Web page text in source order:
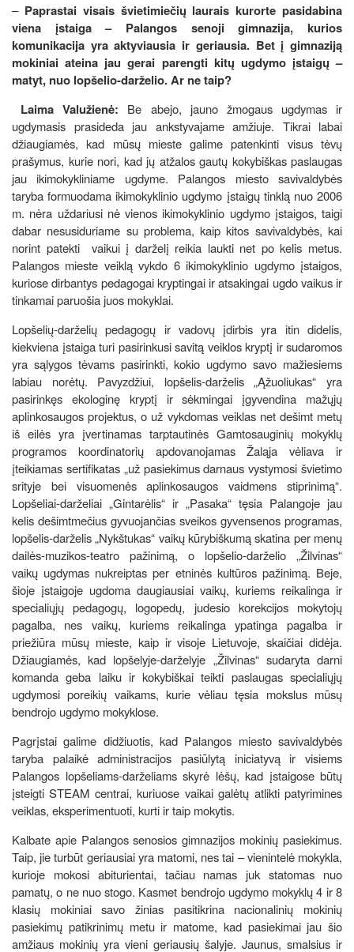
–Paprastai visais švietimiečių laurais kurorte pasidabina
viena įstaiga – Palangos senoji gimnazija, kurios
komunikacija yra aktyviausia ir geriausia. Bet į gimnaziją
mokiniai ateina jau gerai parengti kitų ugdymo įstaigų –
matyt, nuo lopšelio-darželio. Ar ne taip?
Laima Valužienė: Be abejo, jauno žmogaus ugdymas ir
ugdymasis prasideda jau ankstyvajame amžiuje. Tikrai labai
džiaugiamės, kad mūsų mieste galime patenkinti visus tėvų
prašymus, kurie nori, kad jų atžalos gautų kokybiškas paslaugas
jau ikimokykliniame ugdyme. Palangos miesto savivaldybės
taryba formuodama ikimokyklinio ugdymo įstaigų tinklą nuo 2006
m. nėra uždariusi nė vienos ikimokyklinio ugdymo įstaigos, taigi
dabar nesusiduriame su problema, kaip kitos savivaldybės, kai
norint patekti vaikui į darželį reikia laukti net po kelis metus.
Palangos mieste veiklą vykdo 6 ikimokyklinio ugdymo įstaigos,
kuriose dirbantys pedagogai kryptingai ir atsakingai ugdo vaikus ir
tinkamai paruošia juos mokyklai.
Lopšelių-darželių pedagogų ir vadovų įdirbis yra itin didelis,
kiekviena įstaiga turi pasirinkusi savitą veiklos kryptį ir sudaromos
yra sąlygos tėvams pasirinkti, kokio ugdymo savo mažiesiems
labiau norėtų. Pavyzdžiui, lopšelis-darželis „Ąžuoliukas“ yra
pasirinkęs ekologinę kryptį ir sėkmingai įgyvendina mažųjų
aplinkosaugos projektus, o už vykdomas veiklas net dešimt metų
iš eilės yra įvertinamas tarptautinės Gamtosauginių mokyklų
programos koordinatorių apdovanojamas Žaląja vėliava ir
įteikiamas sertifikatas „už pasiekimus darnaus vystymosi švietimo
srityje bei visuomenės aplinkosaugos vaidmens stiprinimą“.
Lopšeliai-darželiai „Gintarėlis“ ir „Pasaka“ tęsia Palangoje jau
kelis dešimtmečius gyvuojančias sveikos gyvensenos programas,
lopšelis-darželis „Nykštukas“ vaikų kūrybiškumą skatina per menų
dailės-muzikos-teatro pažinimą, o lopšelio-darželio „Žilvinas“
vaikų ugdymas nukreiptas per etninės kultūros pažinimą. Beje,
šioje įstaigoje ugdoma daugiausiai vaikų, kuriems reikalinga ir
specialiųjų pedagogų, logopedų, judesio korekcijos mokytojų
pagalba, nes vaikų, kuriems reikalinga ypatinga pagalba ir
priežiūra mūsų mieste, kaip ir visoje Lietuvoje, skaičiai didėja.
Džiaugiamės, kad lopšelyje-darželyje „Žilvinas“ sudaryta darni
komanda geba laiku ir kokybiškai teikti paslaugas specialiųjų
ugdymosi poreikių vaikams, kurie vėliau tęsia mokslus mūsų
bendrojo ugdymo mokyklose.
Pagrįstai galime didžiuotis, kad Palangos miesto savivaldybės
taryba palaikė administracijos pasiūlytą iniciatyvą ir visiems
Palangos lopšeliams-darželiams skyrė lėšų, kad įstaigose būtų
įsteigti STEAM centrai, kuriuose vaikai galėtų atlikti patyrimines
veiklas, eksperimentuoti, kurti ir taip mokytis.
Kalbate apie Palangos senosios gimnazijos mokinių pasiekimus.
Taip, jie turbūt geriausiai yra matomi, nes tai – vienintelė mokykla,
kurioje mokosi abiturientai, tačiau namas juk statomas nuo
pamatų, o ne nuo stogo. Kasmet bendrojo ugdymo mokyklų 4 ir 8
klasių mokiniai savo žinias pasitikrina nacionalinių mokinių
pasiekimų patikrinimų metu ir matome, kad pasiekimai jau šio
amžiaus mokinių yra vieni geriausių šalyje. Jaunus, smalsius ir